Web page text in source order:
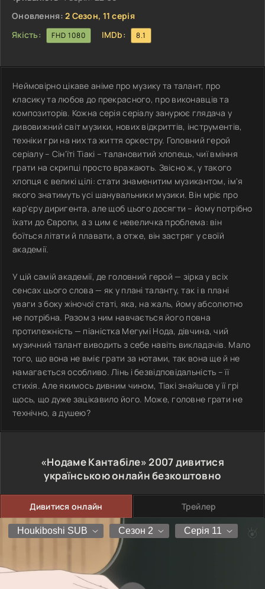
Оновлення: 2 Сезон, 11 серія
Якість:
FHD 1080 IMDb: 8.1
Неймовірно цікаве аніме про музику та талант, про
класику та любов до прекрасного, про виконавців та
композиторів. Кожна серія серіалу занурює глядача у
дивовижний світ музики, нових відкриттів, інструментів,
техніки гри на них та життя оркестру. Головний герой
серіалу – Сін'їті Тіакі – талановитий хлопець, чиї вміння
грати на скрипці просто вражають. Звісно ж, у такого
хлопця є великі цілі: стати знаменитим музикантом, ім'я
якого знатимуть усі шанувальники музики. Він мріє про
кар'єру диригента, але щоб цього досягти – йому потрібно
їхати до Європи, а з цим є невеличка проблема: він
боїться літати й плавати, а отже, він застряг у своїй
академії.
У цій самій академії, де головний герой — зірка у всіх
сенсах цього слова — як у плані таланту, так і в плані
уваги з боку жіночої статі, яка, на жаль, йому абсолютно
не потрібна. Разом з ним навчається його повна
протилежність — піаністка Мегумі Нода, дівчина, чий
музичний талант виводить з себе навіть викладачів. Мало
того, що вона не вміє грати за нотами, так вона ще й не
намагається особливо. Лінь і безвідповідальність – її
стихія. Але якимось дивним чином, Тіакі знайшов у її грі
щось, що дуже зацікавило його. Може, головне грати не
технічно, а душею?
«Нодаме Кантабіле»2007дивитися
українською онлайн безкоштовно
Дивитися онлайн Трейлер